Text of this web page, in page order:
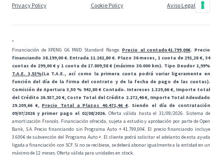
Privacy Policy
Cookie Policy Aviso Legal
*
Financiación de XPENG G6 RWD Standard Range. Precio al contado41.799,00€. Precio
financiando 38.199,00 €. Entrada 11.261,80 €. Plazo 36 meses, 1 cuota de 291,28 €, 34
cuotas de 299,00 € y 1 cuota de 17.809,58 € (máximo 30.000 km). Tipo Deudor 1,99%
T.A.E. 3,53%(La T.A.E., así como la primera cuota podrá variar ligeramente en
función del día de la firma del contrato y de la fecha de pago de las cuotas).
Comisión de Apertura 3,50 % 942,80 € Contado. Intereses 1.329,66 €, Importe total
del Crédito 26.937,20 €, Coste Total del Crédito 2.272,46 €, Importe Total Adeudado
29.209,66 €, Precio Total a Plazos 40.471,46 €. Siendo el día de contratación
09/07/2026 y primer pago el 02/08/2026. Oferta válida hasta el 31/08/2026. Sistema de
amortización Francés. Financiación ofrecida, sujeta a estudio y aprobación por parte de Open
Bank, S.A. Precio financiando sin Programa Auto + 41.799,00€. El precio financiando incluye
3.600€ de subvención del Programa Auto +. El cliente podrá solicitar el adelanto de esta ayuda
ligada a financiación con SCF. Si no se recibiese, se deberá abonar igualmente a la entidad en un
máximo de 12 meses. Oferta válida para unidades en stock.